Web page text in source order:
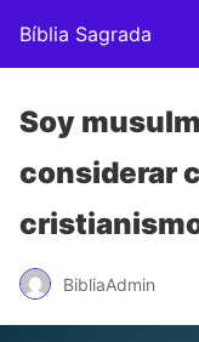
Bíblia Sagrada
Soy
considerar
BibliaAdmin